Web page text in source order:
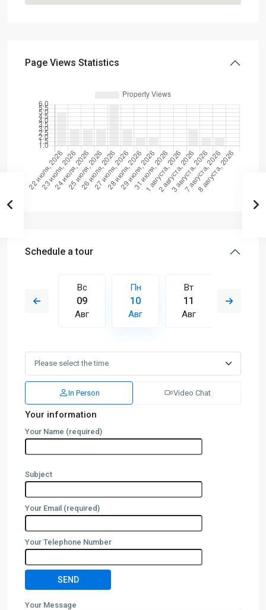
Page Views Statistics
Schedule a tour
18
Вс
09
Авг
Пн
10
Авг
Вт
11
Авг
In Person Video Chat
Your information
Your Name (required)
Subject
Your Email (required)
Your Telephone Number
Your Message